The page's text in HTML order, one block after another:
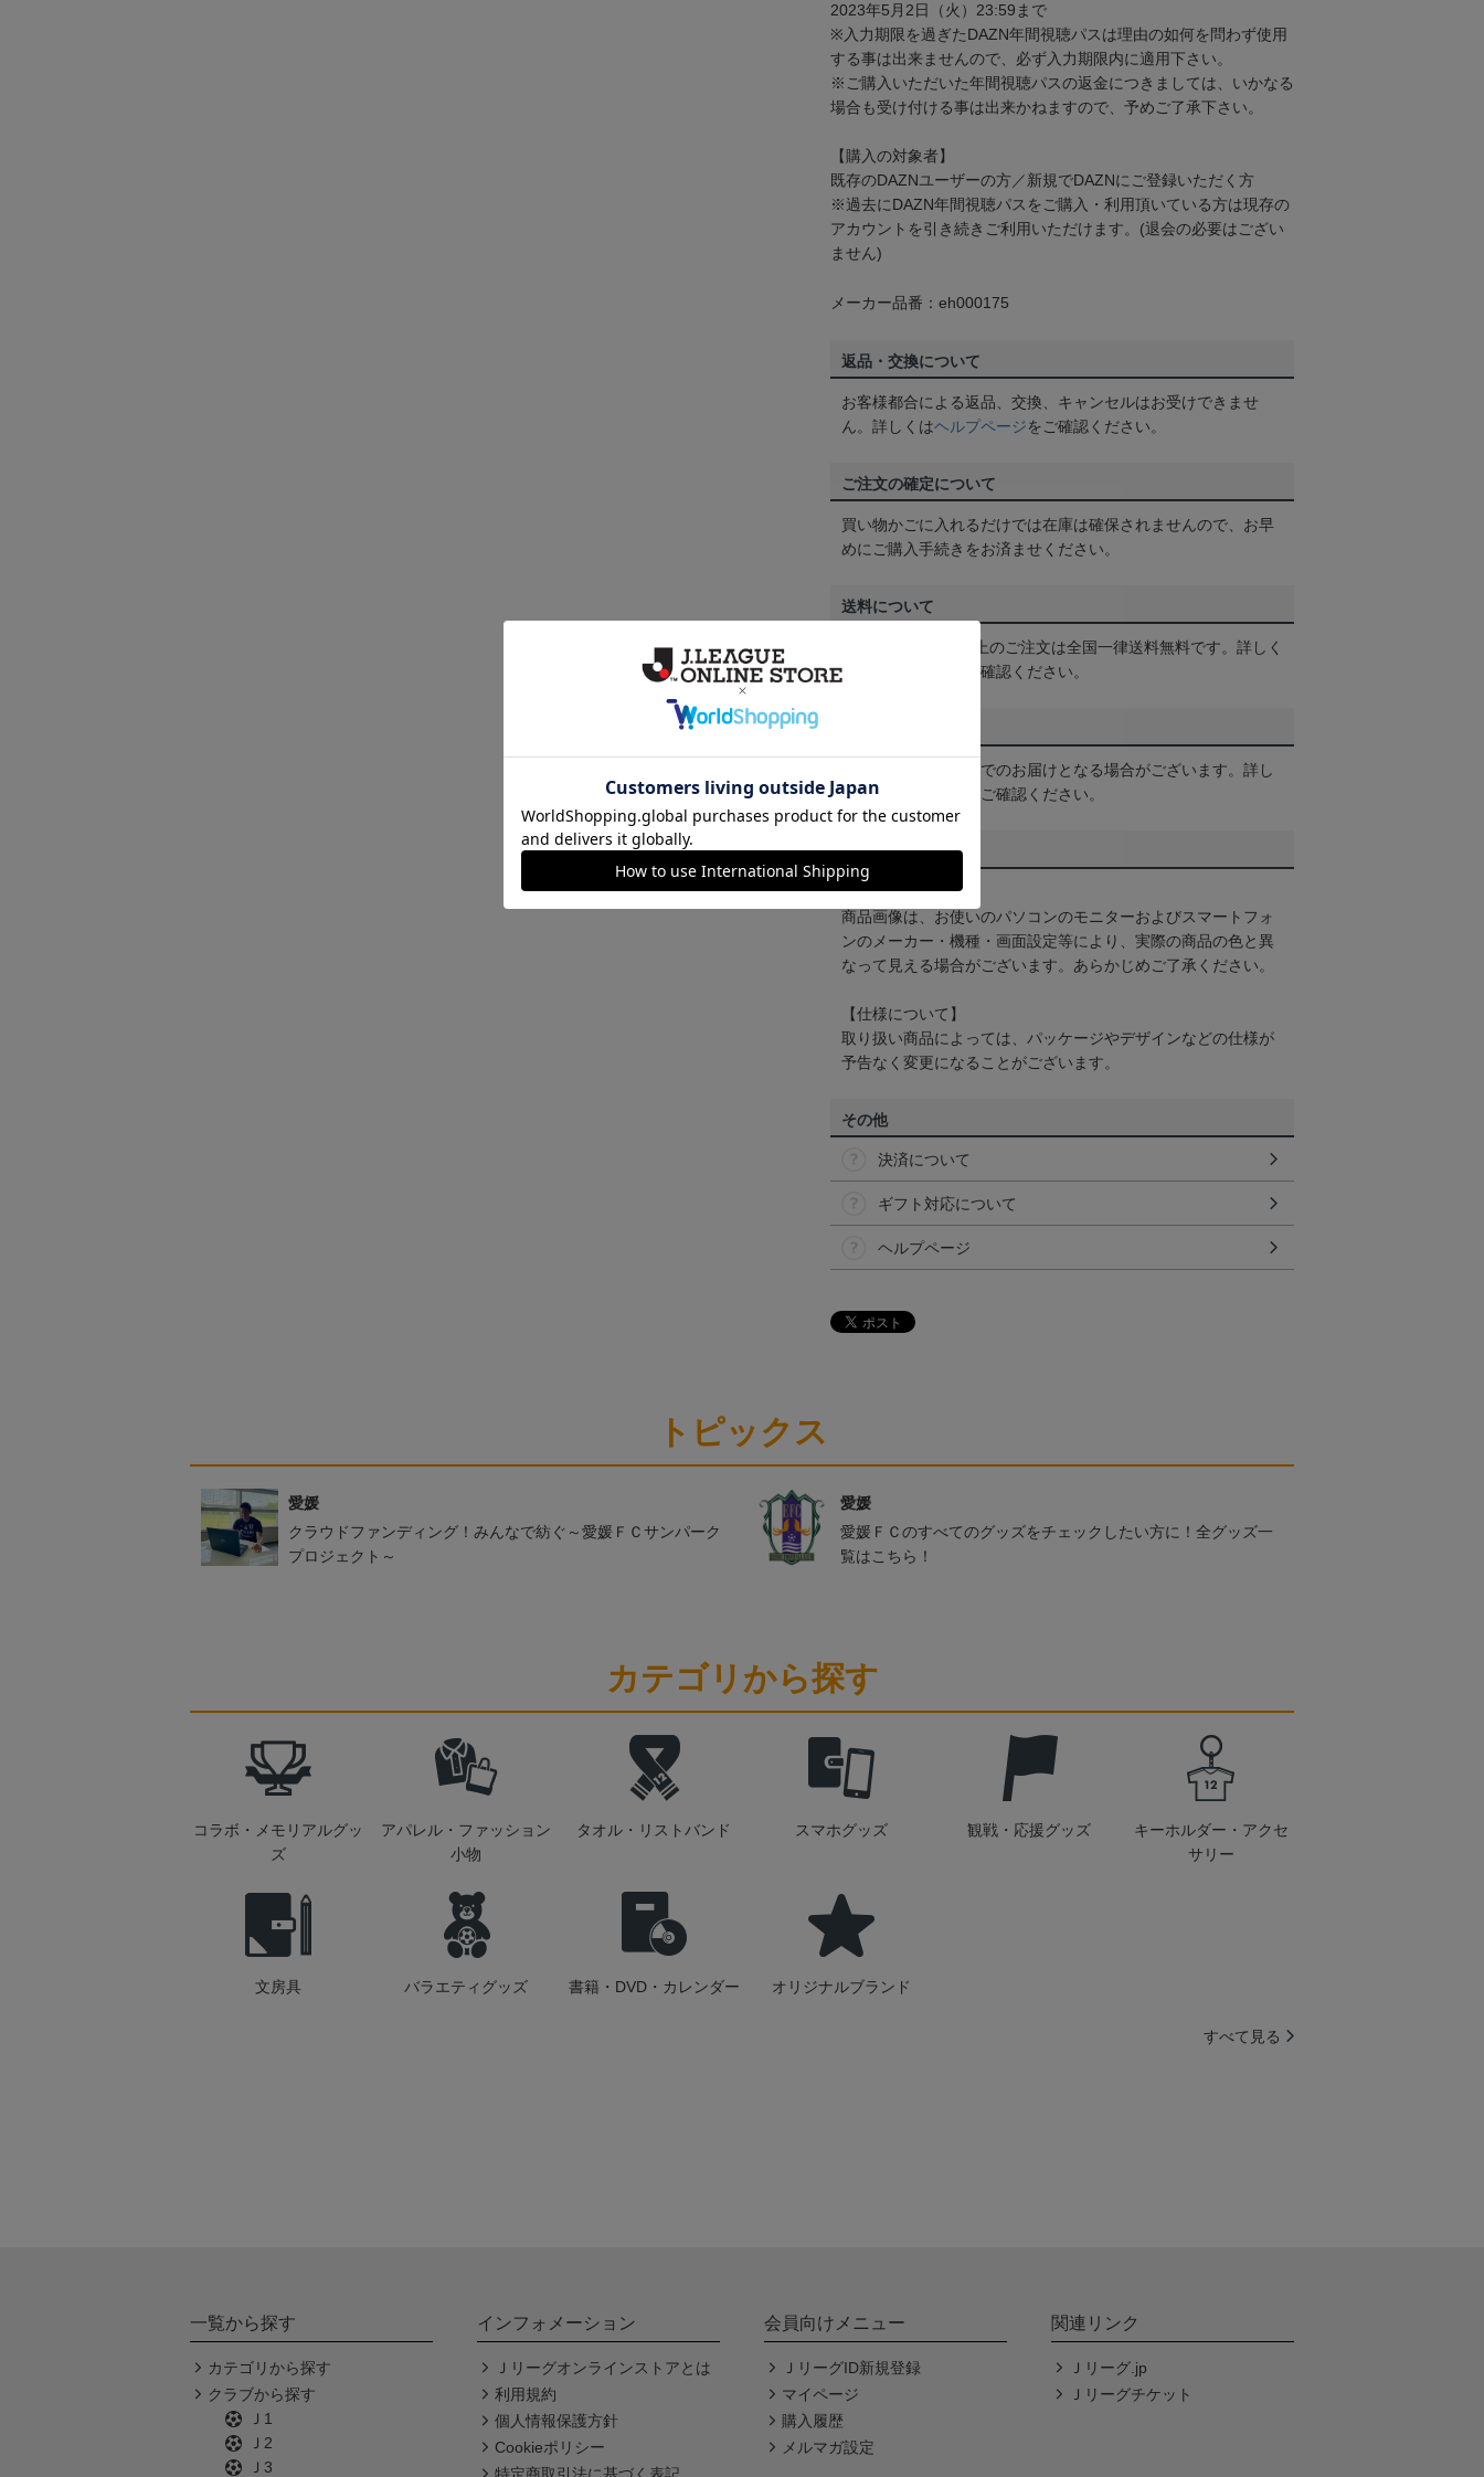
2023年5月2日（火）23:59まで
※入力期限を過ぎたDAZN年間視聴パスは理由の如何を問わず使用
する事は出来ませんので、必ず入力期限内に適用下さい。
※ご購入いただいた年間視聴パスの返金につきましては、いかなる
場合も受け付ける事は出来かねますので、予めご了承下さい。
【購入の対象者】
既存のDAZNユーザーの方／新規でDAZNにご登録いただく方
※過去にDAZN年間視聴パスをご購入・利用頂いている方は現存の
アカウントを引き続きご利用いただけます。(退会の必要はござい
ません)
メーカー品番：eh000175
返品・交換について
お客様都合による返品、交換、キャンセルはお受けできませ
ん。詳しくはヘルプページをご確認ください。
ご注文の確定について
買い物かごに入れるだけでは在庫は確保されませんので、お早
めにご購入手続きをお済ませください。
送料について
3,980円（税込）以上のご注文は全国一律送料無料です。詳しく
は
をご確認ください。
一部商品はメール便でのお届けとなる場合がございます。詳し
くはヘルプページ をご確認ください。
商品について
【カラーについて】
商品画像は、お使いのパソコンのモニターおよびスマートフォ
ンのメーカー・機種・画面設定等により、実際の商品の色と異
なって見える場合がございます。あらかじめご了承ください。
【仕様について】
取り扱い商品によっては、パッケージやデザインなどの仕様が
予告なく変更になることがございます。
その他
決済について
ギフト対応について
ヘルプページ
トピックス
愛媛
クラウドファンディング！みんなで紡ぐ～愛媛ＦＣサンパーク
プロジェクト～
愛媛
愛媛ＦＣのすべてのグッズをチェックしたい方に！全グッズ一
覧はこちら！
カテゴリから探す
コラボ・メモリアルグッ
ズ
アパレル・ファッション
小物
タオル・リストバンド スマホグッズ 観戦・応援グッズ
キーホルダー・アクセ
サリー
文房具 バラエティグッズ 書籍・DVD・カレンダー オリジナルブランド
すべて見る
一覧から探す
カテゴリから探す
クラブから探す
Ｊ1
Ｊ2
Ｊ3
インフォメーション
Ｊリーグオンラインストアとは
利用規約
個人情報保護方針
Cookieポリシー
会員向けメニュー
ＪリーグID新規登録
マイページ
購入履歴
メルマガ設定
関連リンク
Ｊリーグ.jp
Ｊリーグチケット